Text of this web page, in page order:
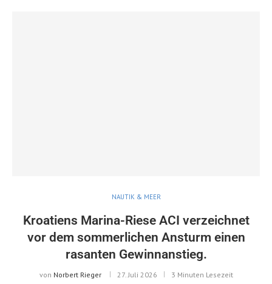
NAUTIK & MEER
Kroatiens Marina-Riese ACI verzeichnet
vor dem sommerlichen Ansturm einen
rasanten Gewinnanstieg.
von Norbert Rieger 27. Juli 2026 3 Minuten Lesezeit